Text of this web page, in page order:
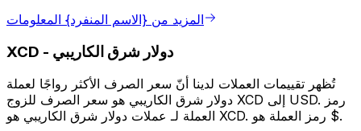
المزيد من {الاسم المنفرد} المعلومات
XCD - دولار شرق الكاريبي
تُظهر تقييمات العملات لدينا أنّ سعر الصرف الأكثر رواجًا لعملة
دولار شرق الكاريبي هو سعر الصرف للزوج XCD إلى USD. رمز
العملة لـ عملات دولار شرق الكاريبي هو XCD. رمز العملة هو $.